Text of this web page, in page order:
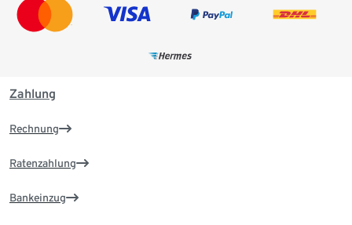
Zahlung
Rechnung
Ratenzahlung
Bankeinzug